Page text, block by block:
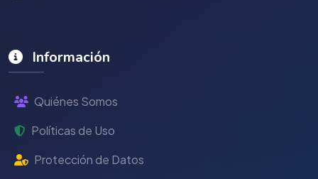
Información
Quiénes Somos
Políticas de Uso
Protección de Datos